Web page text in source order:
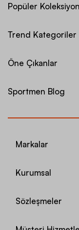
Popüler
Trend Kategoriler
Öne Çıkanlar
Sportmen Blog
Markalar
Kurumsal
Sözleşmeler